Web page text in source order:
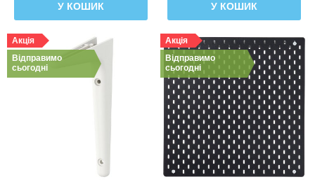
У КОШИК У КОШИК
Акція
Відправимо
сьогодні
Акція
Відправимо
сьогодні